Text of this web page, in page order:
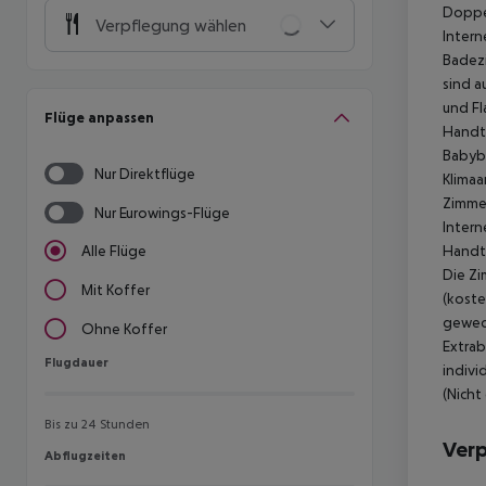
Verpflegung wählen
Flüge anpassen
Nur Direktflüge
Nur Eurowings-Flüge
Alle Flüge
Mit Koffer
Ohne Koffer
Flugdauer
Flugdauer
Bis zu 24 Stunden
Abflugzeiten
Abflugzeiten
sind
und
Die
(Nicht